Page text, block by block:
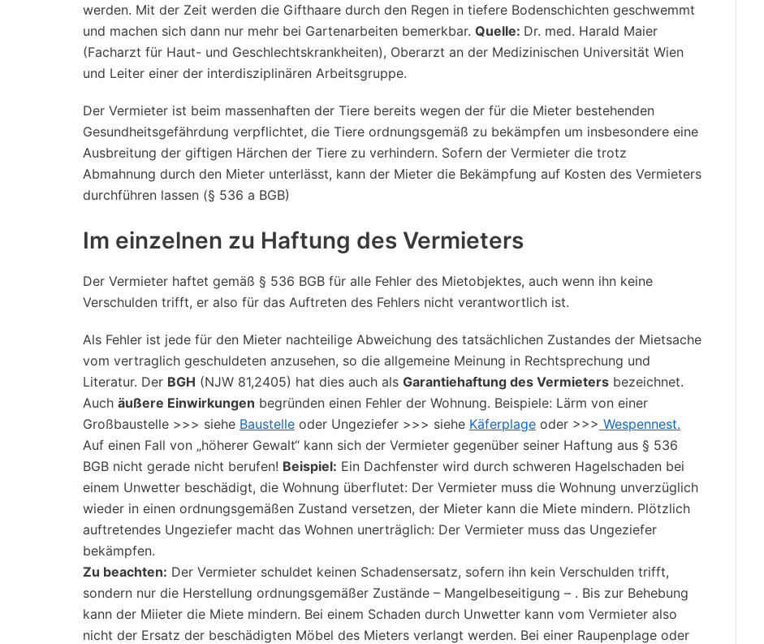
werden. Mit der Zeit werden die Gifthaare durch den Regen in tiefere Bodenschichten geschwemmt
und machen sich dann nur mehr bei Gartenarbeiten bemerkbar. Quelle: Dr. med. Harald Maier
(Facharzt für Haut- und Geschlechtskrankheiten), Oberarzt an der Medizinischen Universität Wien
und Leiter einer der interdisziplinären Arbeitsgruppe.
Der Vermieter ist beim massenhaften der Tiere bereits wegen der für die Mieter bestehenden
Gesundheitsgefährdung verpflichtet, die Tiere ordnungsgemäß zu bekämpfen um insbesondere eine
Ausbreitung der giftigen Härchen der Tiere zu verhindern. Sofern der Vermieter die trotz
Abmahnung durch den Mieter unterlässt, kann der Mieter die Bekämpfung auf Kosten des Vermieters
durchführen lassen (§ 536 a BGB)
Im einzelnen zu Haftung des Vermieters
Der Vermieter haftet gemäß § 536 BGB für alle Fehler des Mietobjektes, auch wenn ihn keine
Verschulden trifft, er also für das Auftreten des Fehlers nicht verantwortlich ist.
Als Fehler ist jede für den Mieter nachteilige Abweichung des tatsächlichen Zustandes der Mietsache
vom vertraglich geschuldeten anzusehen, so die allgemeine Meinung in Rechtsprechung und
Literatur. Der BGH (NJW 81,2405) hat dies auch als Garantiehaftung des Vermieters bezeichnet.
Auch äußere Einwirkungen begründen einen Fehler der Wohnung. Beispiele: Lärm von einer
Großbaustelle >>> siehe Baustelle oder Ungeziefer >>> siehe Käferplage oder >>> Wespennest.
Auf einen Fall von „höherer Gewalt“ kann sich der Vermieter gegenüber seiner Haftung aus § 536
BGB nicht gerade nicht berufen! Beispiel: Ein Dachfenster wird durch schweren Hagelschaden bei
einem Unwetter beschädigt, die Wohnung überflutet: Der Vermieter muss die Wohnung unverzüglich
wieder in einen ordnungsgemäßen Zustand versetzen, der Mieter kann die Miete mindern. Plötzlich
auftretendes Ungeziefer macht das Wohnen unerträglich: Der Vermieter muss das Ungeziefer
bekämpfen.
Zu beachten: Der Vermieter schuldet keinen Schadensersatz, sofern ihn kein Verschulden trifft,
sondern nur die Herstellung ordnungsgemäßer Zustände – Mangelbeseitigung – . Bis zur Behebung
kann der Miieter die Miete mindern. Bei einem Schaden durch Unwetter kann vom Vermieter also
nicht der Ersatz der beschädigten Möbel des Mieters verlangt werden. Bei einer Raupenplage oder